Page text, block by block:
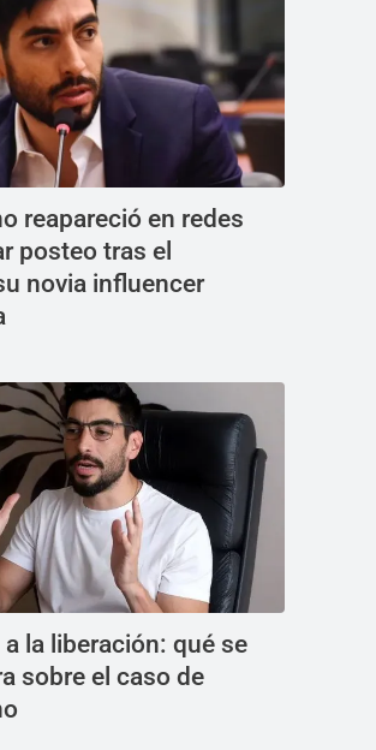
reapareció en redes
posteo tras el
novia influencer
la liberación: qué se
sobre el caso de